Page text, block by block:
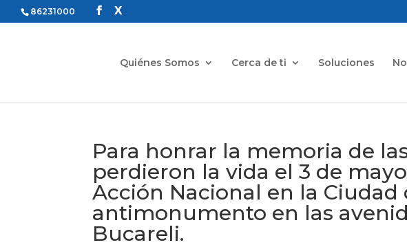
86231000
Quiénes Somos Cerca de ti Soluciones
Para honrar la memoria de
perdieron la vida el 3 de
Acción Nacional en la Ciudad
antimonumento en las
Bucareli.